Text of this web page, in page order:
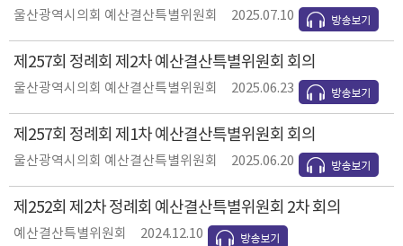
울산광역시의회 예산결산특별위원회 2025.07.10
제257회 정례회 제2차 예산결산특별위원회 회의
울산광역시의회 예산결산특별위원회 2025.06.23
제257회 정례회 제1차 예산결산특별위원회 회의
울산광역시의회 예산결산특별위원회 2025.06.20
제252회 제2차 정례회 예산결산특별위원회 2차 회의
예산결산특별위원회 2024.12.10